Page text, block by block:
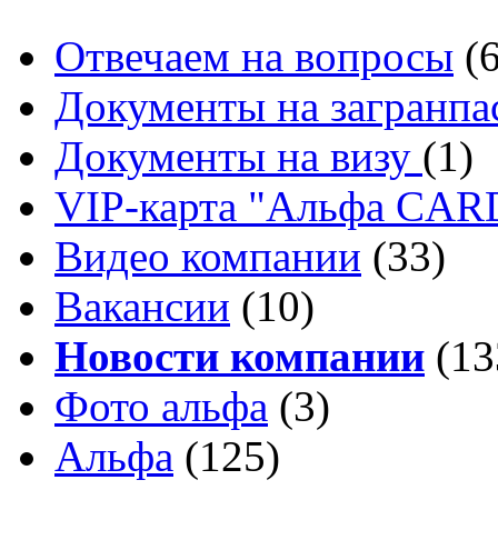
Отвечаем на вопросы
Документы на
Документы на визу (1)
VIP-карта "Альфа
Видео компании (33)
Вакансии (10)
Новости компании
Фото альфа (3)
Альфа (125)